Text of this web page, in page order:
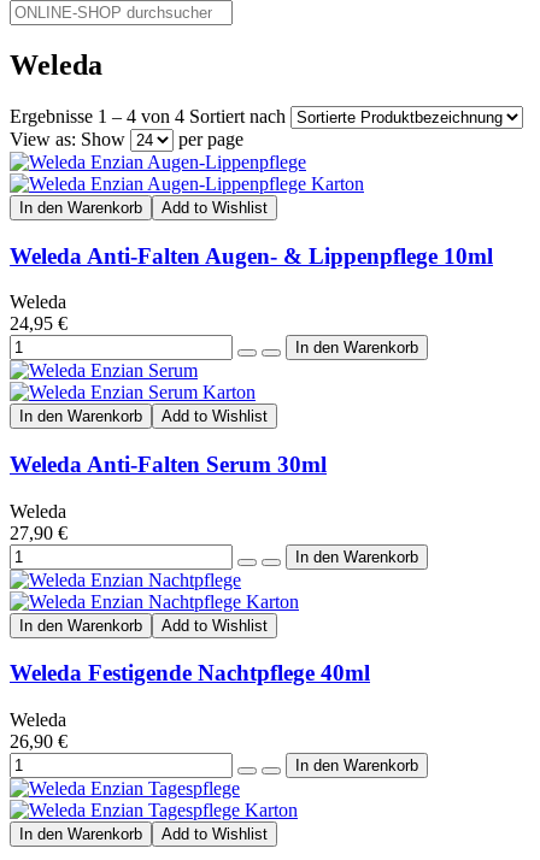
Weleda
Ergebnisse 1 – 4 von 4 Sortiert nach
View as: Show per page
In den Warenkorb Add to Wishlist
Weleda Anti-Falten Augen- & Lippenpflege 10ml
Weleda
24,95 €
In den Warenkorb Add to Wishlist
Weleda Anti-Falten Serum 30ml
Weleda
27,90 €
In den Warenkorb Add to Wishlist
Weleda Festigende Nachtpflege 40ml
Weleda
26,90 €
In den Warenkorb Add to Wishlist